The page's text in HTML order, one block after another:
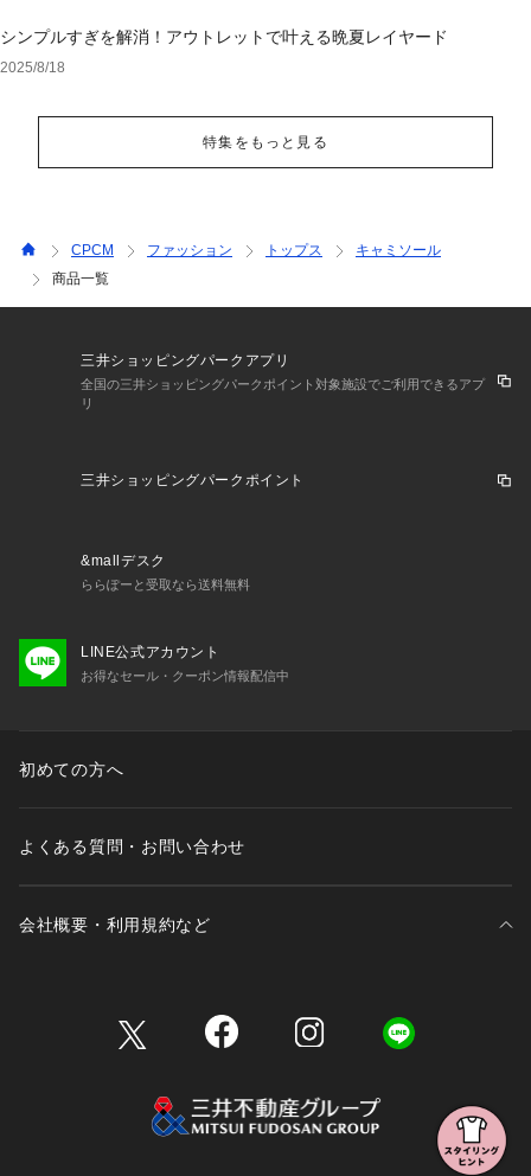
シンプルすぎを解消！アウトレットで叶える晩夏レイヤード
2025/8/18
特集をもっと見る
CPCM ファッション トップス
キャミソール
商品一覧
三井ショッピングパークアプリ
全国の三井ショッピングパークポイント対象施設でご利用できるアプ
リ
三井ショッピングパークポイント
&mallデスク
ららぽーと受取なら送料無料
LINE公式アカウント
お得なセール・クーポン情報配信中
初めての方へ
よくある質問・お問い合わせ
会社概要・利用規約など